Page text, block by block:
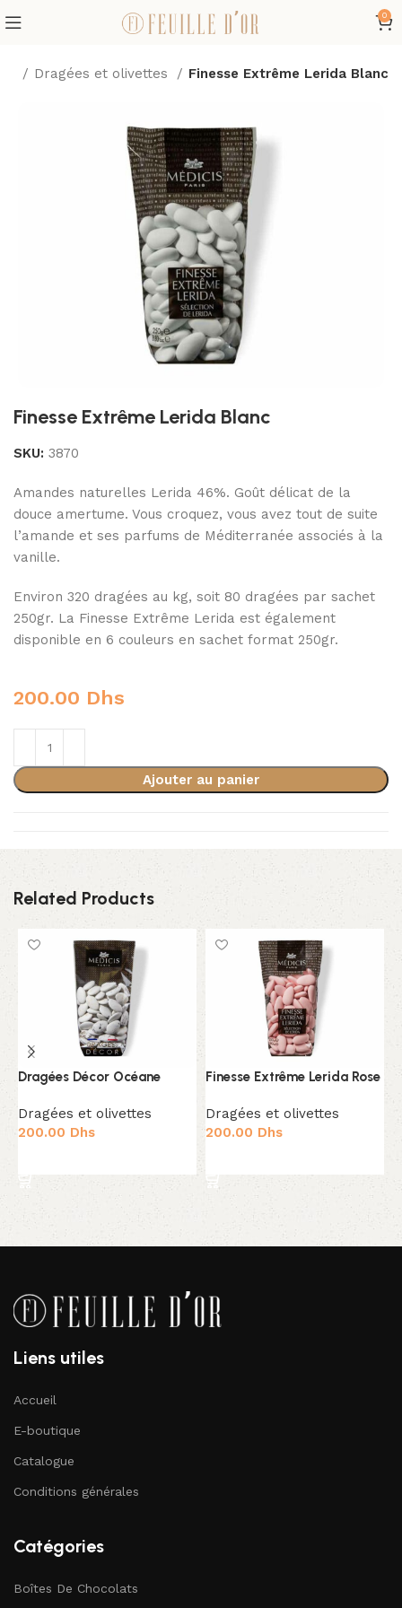
0
Dragées et olivettes Finesse Extrême Lerida Blanc
Finesse Extrême Lerida Blanc
SKU: 3870
Amandes naturelles Lerida 46%. Goût délicat de la
douce amertume. Vous croquez, vous avez tout de suite
l’amande et ses parfums de Méditerranée associés à la
vanille.
Environ 320 dragées au kg, soit 80 dragées par sachet
250gr. La Finesse Extrême Lerida est également
disponible en 6 couleurs en sachet format 250gr.
200.00 Dhs
Ajouter au panier
Related Products
Dragées Décor Océane
Dragées et olivettes
200.00 Dhs
Finesse Extrême Lerida Rose
Dragées et olivettes
200.00 Dhs
Liens utiles
Accueil
E-boutique
Catalogue
Conditions générales
Catégories
Boîtes De Chocolats